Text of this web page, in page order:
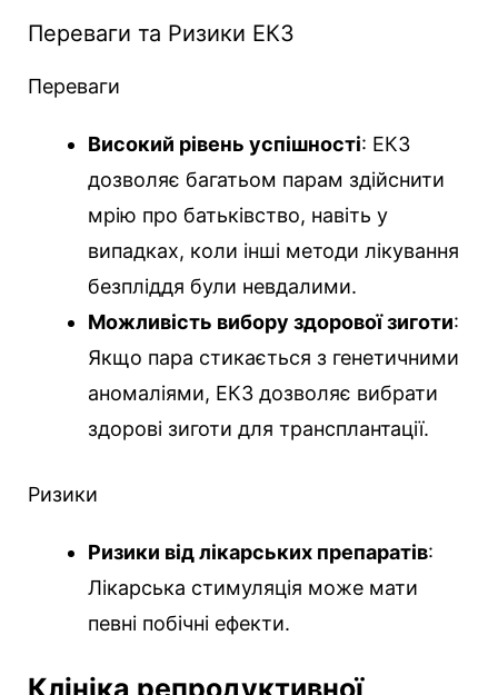
Переваги та Ризики ЕКЗ
Переваги
Високий рівень успішності: ЕКЗ
дозволяє багатьом парам здійснити
мрію про батьківство, навіть у
випадках, коли інші методи лікування
безпліддя були невдалими.
Можливість вибору здорової зиготи:
Якщо пара стикається з генетичними
аномаліями, ЕКЗ дозволяє вибрати
здорові зиготи для трансплантації.
Ризики
Ризики від лікарських препаратів:
Лікарська стимуляція може мати
певні побічні ефекти.